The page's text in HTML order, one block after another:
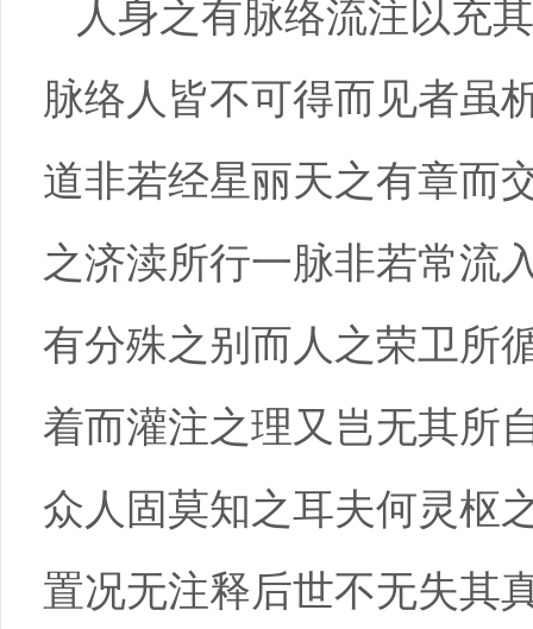
人身之有脉络流注以充
脉络人皆不可得而见者虽
道非若经星丽天之有章而
之济渎所行一脉非若常流
有分殊之别而人之荣卫所
着而灌注之理又岂无其所
众人固莫知之耳夫何灵枢
置况无注释后世不无失其